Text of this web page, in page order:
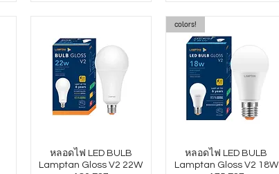
หลอดไฟ LED BULB
Lamptan Gloss V2 22W
colors!
หลอดไฟ LED BULB
Lamptan Gloss V2 18W